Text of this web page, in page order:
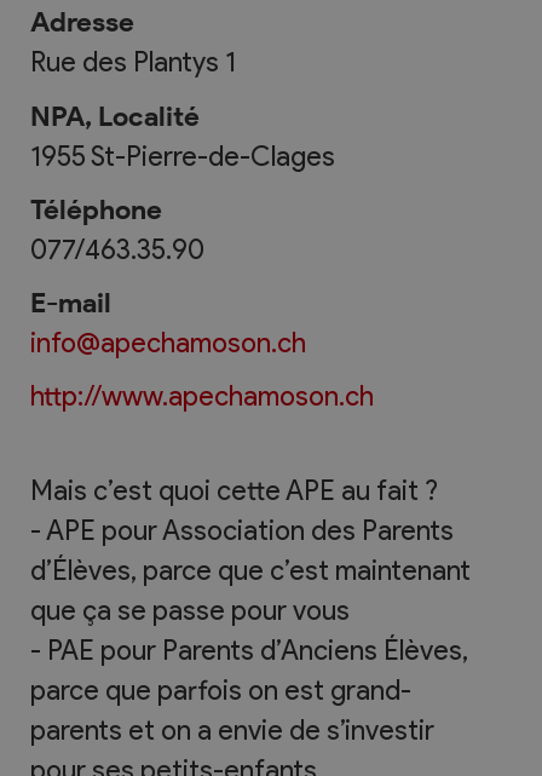
Adresse
Rue des Plantys 1
NPA, Localité
1955St-Pierre-de-Clages
Téléphone
077/463.35.90
E-mail
info@apechamoson.ch
http://www.apechamoson.ch
Mais c’est quoi cette APE au fait ?
- APE pour Association des Parents
d’Élèves, parce que c’est maintenant
que ça se passe pour vous
- PAE pour Parents d’Anciens Élèves,
parce que parfois on est grand-
parents et on a envie de s’investir